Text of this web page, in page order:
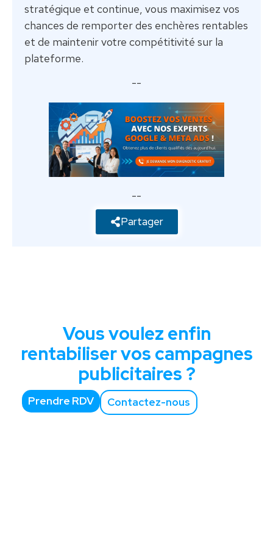
stratégique et continue, vous maximisez vos
chances de remporter des enchères rentables
et de maintenir votre compétitivité sur la
plateforme.
--
--
Partager
Vous voulez enfin
rentabiliser vos campagnes
publicitaires ?
Prendre RDV Contactez-nous